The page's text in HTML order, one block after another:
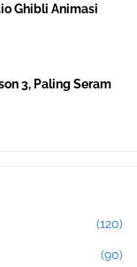
Ghibli Animasi
3, Paling Seram
(120)
(90)